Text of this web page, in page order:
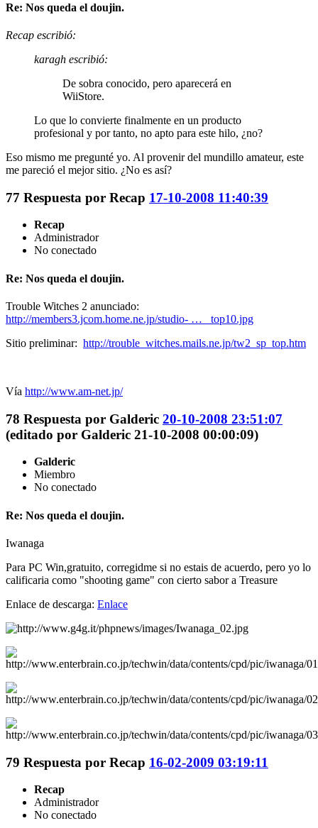
Re: Nos queda el doujin.
Recap escribió:
karagh escribió:
De sobra conocido, pero aparecerá en
WiiStore.
Lo que lo convierte finalmente en un producto
profesional y por tanto, no apto para este hilo, ¿no?
Eso mismo me pregunté yo. Al provenir del mundillo amateur, este
me pareció el mejor sitio. ¿No es así?
77 Respuesta por Recap 17-10-2008 11:40:39
Recap
Administrador
No conectado
Re: Nos queda el doujin.
Trouble Witches 2 anunciado:
http://members3.jcom.home.ne.jp/studio- … _top10.jpg
Sitio preliminar: http://trouble_witches.mails.ne.jp/tw2_sp_top.htm
Vía http://www.am-net.jp/
78 Respuesta por Galderic 20-10-2008 23:51:07
(editado por Galderic 21-10-2008 00:00:09)
Galderic
Miembro
No conectado
Re: Nos queda el doujin.
Iwanaga
Para PC Win,gratuito, corregidme si no estais de acuerdo, pero yo lo
calificaria como "shooting game" con cierto sabor a Treasure
Enlace de descarga: Enlace
79 Respuesta por Recap 16-02-2009 03:19:11
Recap
Administrador
No conectado